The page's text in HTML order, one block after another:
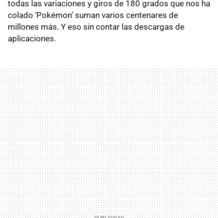
todas las variaciones y giros de 180 grados que nos ha
colado ‘Pokémon’ suman varios centenares de
millones más. Y eso sin contar las descargas de
aplicaciones.